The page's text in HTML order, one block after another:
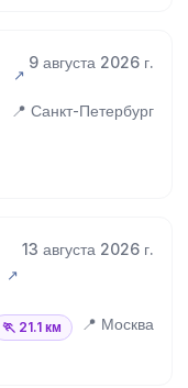
9 августа 2026 г.
📍 Санкт-Петербург
13 августа 2026 г.
🏃 21.1 км 📍 Москва